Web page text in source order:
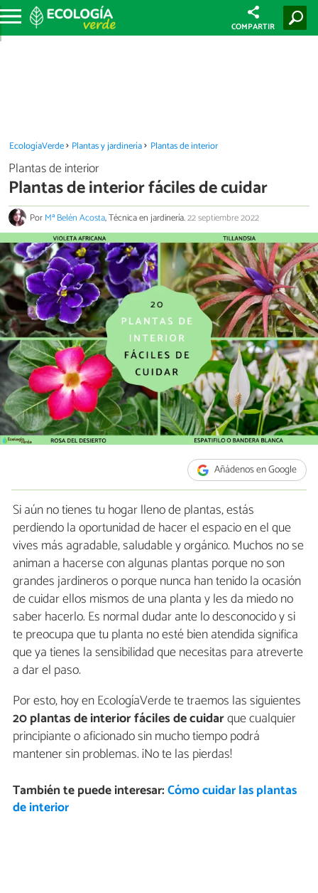
COMPARTIR
EcologíaVerde Plantas y jardinería Plantas de interior
Plantas de interior
Plantas de interior fáciles de cuidar
PorMª Belén Acosta, Técnica en jardinería.22 septiembre 2022
Añádenos en Google
Si aún no tienes tu hogar lleno de plantas, estás
perdiendo la oportunidad de hacer el espacio en el que
vives más agradable, saludable y orgánico. Muchos no se
animan a hacerse con algunas plantas porque no son
grandes jardineros o porque nunca han tenido la ocasión
de cuidar ellos mismos de una planta y les da miedo no
saber hacerlo. Es normal dudar ante lo desconocido y si
te preocupa que tu planta no esté bien atendida significa
que ya tienes la sensibilidad que necesitas para atreverte
a dar el paso.
Por esto, hoy en EcologíaVerde te traemos las siguientes
20 plantas de interior fáciles de cuidarque cualquier
principiante o aficionado sin mucho tiempo podrá
mantener sin problemas. ¡No te las pierdas!
También te puede interesar:Cómo cuidar las plantas
de interior